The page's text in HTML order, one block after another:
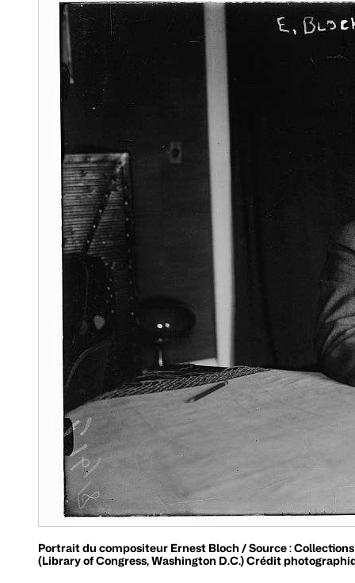
Portrait du compositeur Ernest Bloch / Source :
(Library of Congress, Washington D.C.) Crédit